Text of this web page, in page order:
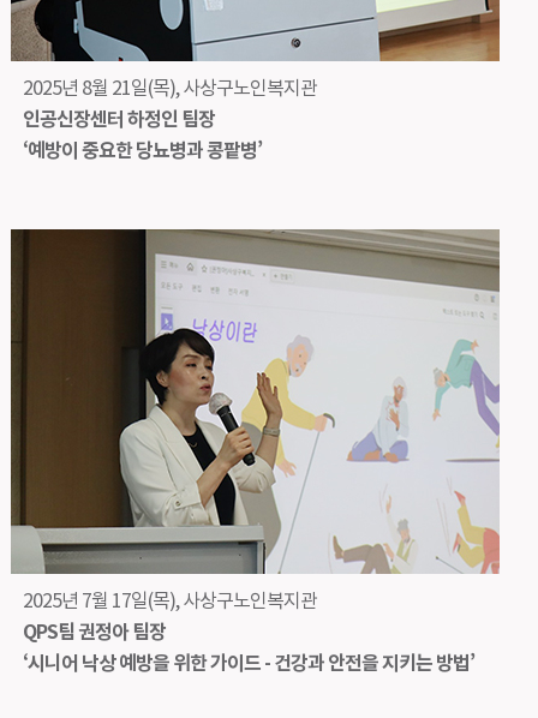
2025년 8월 21일(목), 사상구노인복지관
인공신장센터 하정인 팀장
‘예방이 중요한 당뇨병과 콩팥병’
2025년 7월 17일(목), 사상구노인복지관
QPS팀 권정아 팀장
‘시니어 낙상 예방을 위한 가이드 - 건강과 안전을 지키는 방법’